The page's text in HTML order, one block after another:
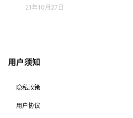
21年10月27日
用户须知
隐私政策
用户协议